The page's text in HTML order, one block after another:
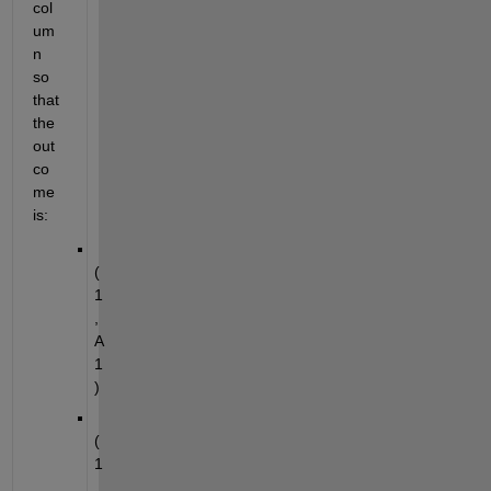
col
um
n
so
that
the
out
co
me
is:
(
1
A
1
)
(
1